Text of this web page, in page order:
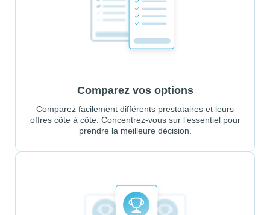
Comparez vos options
Comparez facilement différents prestataires et leurs
offres côte à côte. Concentrez-vous sur l’essentiel pour
prendre la meilleure décision.